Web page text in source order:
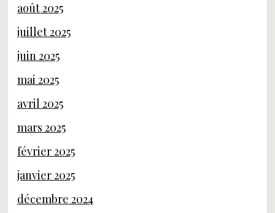
août 2025
juillet 2025
juin 2025
mai 2025
avril 2025
mars 2025
février 2025
janvier 2025
décembre 2024